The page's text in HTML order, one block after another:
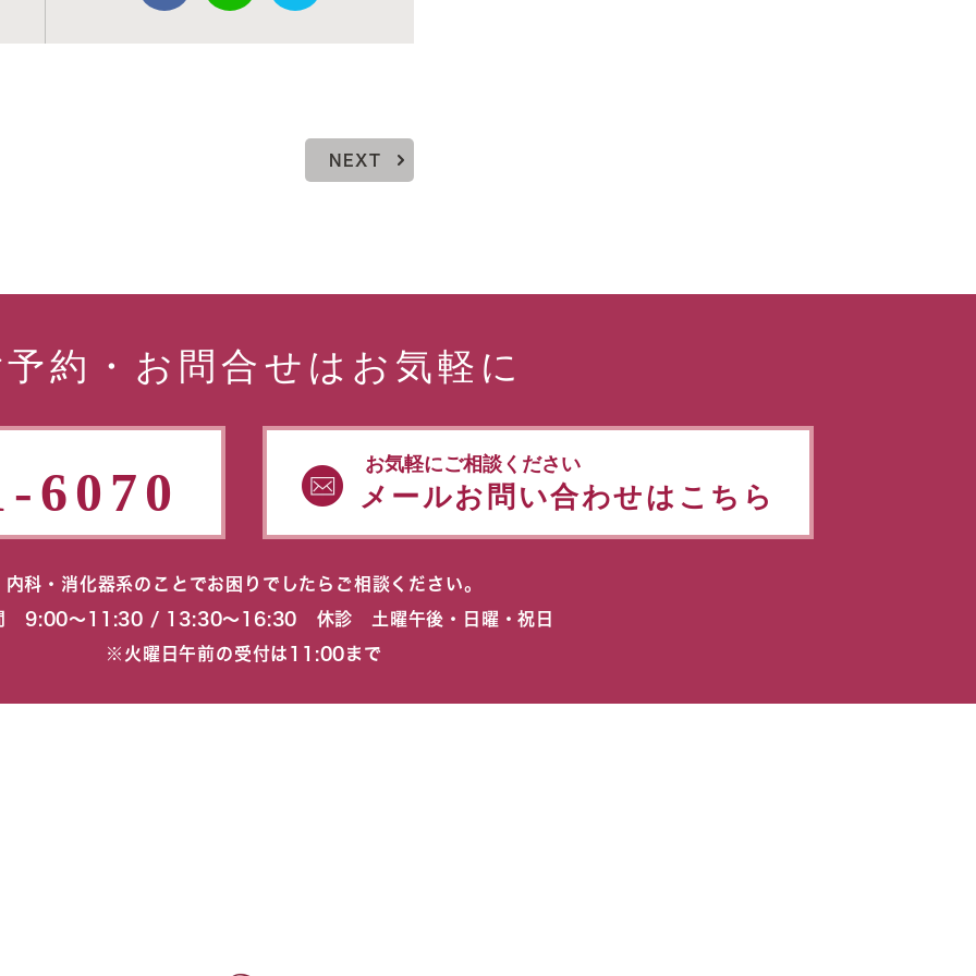
NEXT
約・お問合せはお気軽に
6070 お気軽にご相談ください
メールお問い合わせはこちら
内科・消化器系のことでお困りでしたらご相談ください。
9:00〜11:30 / 13:30〜16:30 休診 土曜午後・日曜・祝日
※火曜日午前の受付は11:00まで